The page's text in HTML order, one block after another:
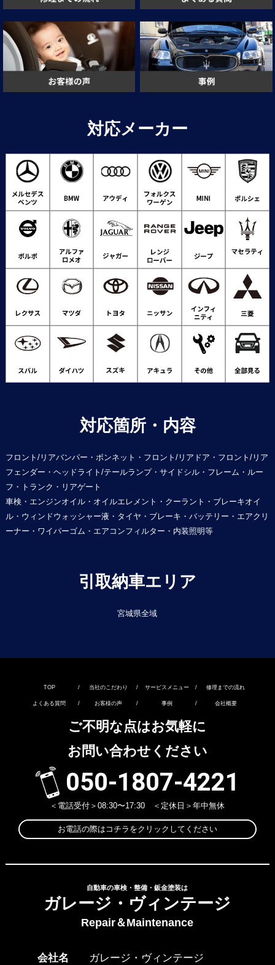
対応メーカー
対応箇所・内容
フロント/リアバンパー・ボンネット・フロント/リアドア・フロント/リア
フェンダー・ヘッドライト/テールランプ・サイドシル・フレーム・ルー
フ・トランク・リアゲート
車検・エンジンオイル・オイルエレメント・クーラント・ブレーキオイ
ル・ウィンドウォッシャー液・タイヤ・ブレーキ・バッテリー・エアクリ
ーナー・ワイパーゴム・エアコンフィルター・内装照明等
引取納車エリア
宮城県全域
TOP / 当社のこだわり / サービスメニュー / 修理までの流れ
よくある質問 / お客様の声 / 事例 / 会社概要
ご不明な点はお気軽に
お問い合わせください
050-1807-4221
＜電話受付＞08:30〜17:30 ＜定休日＞年中無休
お電話の際はコチラをクリックしてください
自動車の車検・整備・鈑金塗装は
ガレージ・ヴィンテージ
Repair＆Maintenance
会社名 ガレージ・ヴィンテージ